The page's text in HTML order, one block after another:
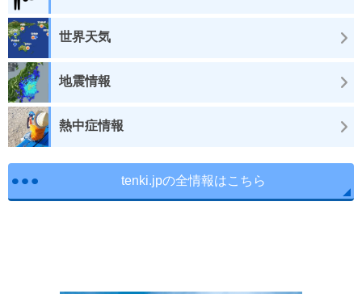
世界天気
地震情報
熱中症情報
tenki.jpの全情報はこちら